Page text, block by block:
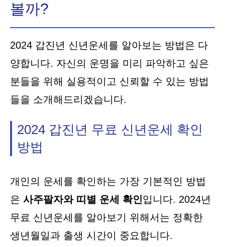
볼까?
2024 갑진년 신년운세를 알아보는 방법은 다
양합니다. 자신의 운명을 미리 파악하고 싶은
분들을 위해 실용적이고 신뢰할 수 있는 방법
들을 소개해드리겠습니다.
2024 갑진년 무료 신년운세 확인
방법
개인의 운세를 확인하는 가장 기본적인 방법
은 사주팔자와 띠별 운세 확인입니다. 2024년
무료 신년운세를 알아보기 위해서는 정확한
생년월일과 출생 시간이 중요합니다.